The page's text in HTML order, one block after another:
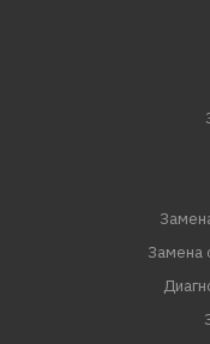
Замена